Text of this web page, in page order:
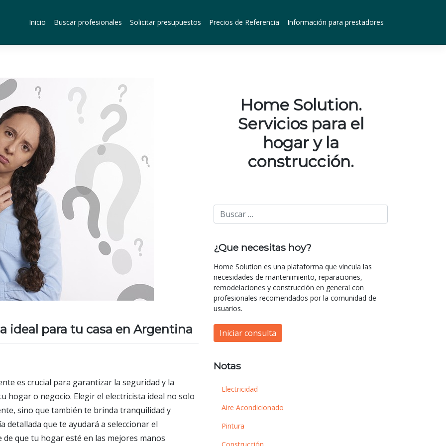
Inicio Buscar profesionales Solicitar presupuestos Precios de Referencia Información para prestadores
ideal para tu casa en Argentina
es crucial para garantizar la seguridad y la
hogar o negocio. Elegir el electricista ideal no solo
sino que también te brinda tranquilidad y
detallada que te ayudará a seleccionar el
que tu hogar esté en las mejores manos
Home Solution.
Servicios para el
hogar y la
construcción.
¿Que necesitas hoy?
Home Solution es una plataforma que vincula las
necesidades de mantenimiento, reparaciones,
remodelaciones y construcción en general con
profesionales recomendados por la comunidad de
usuarios.
Iniciar consulta
Notas
Electricidad
Aire Acondicionado
Pintura
Construcción